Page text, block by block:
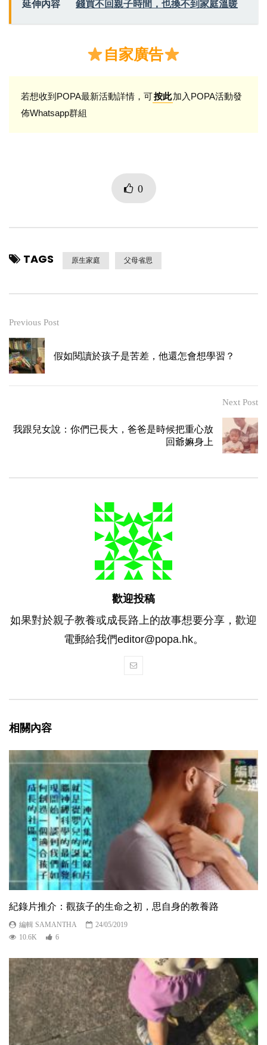
延伸內容 錢買不回親子時間，也換不到家庭溫暖
自家廣告
若想收到POPA最新活動詳情，可按此加入POPA活動發
佈Whatsapp群組
0
TAGS 原生家庭 父母省思
Previous Post
假如閱讀於孩子是苦差，他還怎會想學習？
Next Post
我跟兒女說：你們已長大，爸爸是時候把重心放
回爺嫲身上
歡迎投稿
如果對於親子教養或成長路上的故事想要分享，歡迎
電郵給我們editor@popa.hk。
相關內容
紀錄片推介：觀孩子的生命之初，思自身的教養路
編輯 SAMANTHA
24/05/2019
10.6K
6